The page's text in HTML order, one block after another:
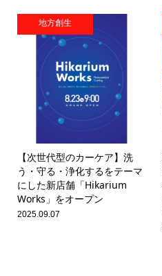
地方創生
【次世代型のカーケア】洗
う・守る・浄化するをテーマ
にした新店舗「Hikarium
Works」をオープン
2025.09.07